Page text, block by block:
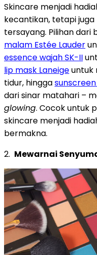
Skincare menjadi
kecantikan, tetapi
tersayang. Pilihan
malam Estée Lauder
essence wajah SK-II
lip mask Laneigeuntuk
tidur, hingga
dari sinar matahari –
glowing. Cocok untuk
skincare menjadi
bermakna.
2. Mewarnai